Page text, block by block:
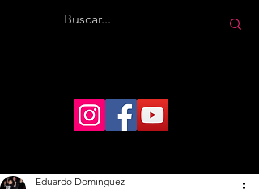
Eduardo Dominguez